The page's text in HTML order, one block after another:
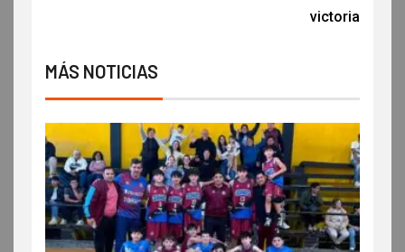
victoria
MÁS NOTICIAS